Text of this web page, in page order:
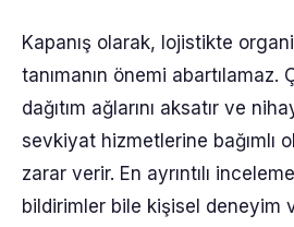
Kapanış olarak, lojistikte
tanımanın önemi abartılamaz.
dağıtım ağlarını aksatır ve
sevkiyat hizmetlerine bağımlı
zarar verir. En ayrıntılı
bildirimler bile kişisel deneyim